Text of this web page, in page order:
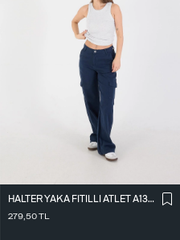
HALTER YAKA FITILLI ATLET A13294-L7
279,50TL